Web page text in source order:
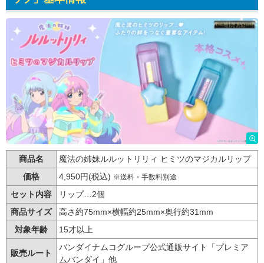
商品名
魔法の姉妹ルルットリリィ ヒミツのマジカルリップ
価格
4,950円(税込) ※送料・手数料別途
セット内容
リップ…2個
商品サイズ
高さ約75mm×横幅約25mm×奥行約31mm
対象年齢
15才以上
販売ルート
バンダイナムコグループ公式通販サイト「プレミア
ムバンダイ」他